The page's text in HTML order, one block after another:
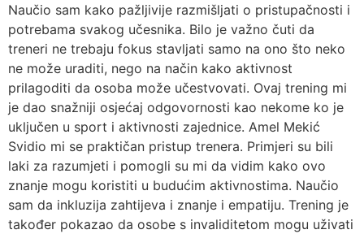
Naučio sam kako pažljivije razmišljati o pristupačnosti i
potrebama svakog učesnika. Bilo je važno čuti da
treneri ne trebaju fokus stavljati samo na ono što neko
ne može uraditi, nego na način kako aktivnost
prilagoditi da osoba može učestvovati. Ovaj trening mi
je dao snažniji osjećaj odgovornosti kao nekome ko je
uključen u sport i aktivnosti zajednice. Amel Mekić
Svidio mi se praktičan pristup trenera. Primjeri su bili
laki za razumjeti i pomogli su mi da vidim kako ovo
znanje mogu koristiti u budućim aktivnostima. Naučio
sam da inkluzija zahtijeva i znanje i empatiju. Trening je
također pokazao da osobe s invaliditetom mogu uživati